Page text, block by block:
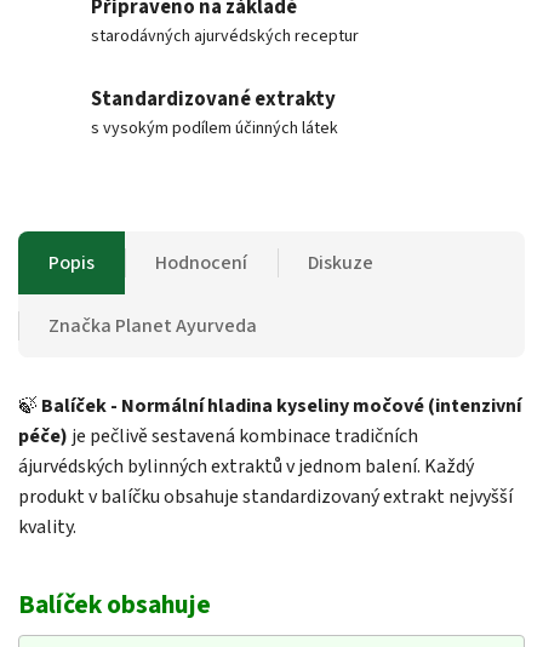
Připraveno na základě
starodávných ajurvédských receptur
Standardizované extrakty
s vysokým podílem účinných látek
Popis Hodnocení Diskuze
Značka Planet Ayurveda
🍃 Balíček - Normální hladina kyseliny močové (intenzivní
péče) je pečlivě sestavená kombinace tradičních
ájurvédských bylinných extraktů v jednom balení. Každý
produkt v balíčku obsahuje standardizovaný extrakt nejvyšší
kvality.
Balíček obsahuje